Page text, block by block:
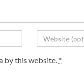
by this website.*